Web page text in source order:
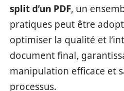
split d’un PDF, un
pratiques peut être
optimiser la qualité et
document final,
manipulation efficace et
processus.